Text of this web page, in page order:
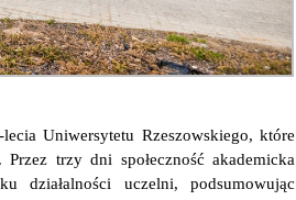
Uniwersytetu Rzeszowskiego, które
trzy dni społeczność akademicka
działalności uczelni, podsumowując